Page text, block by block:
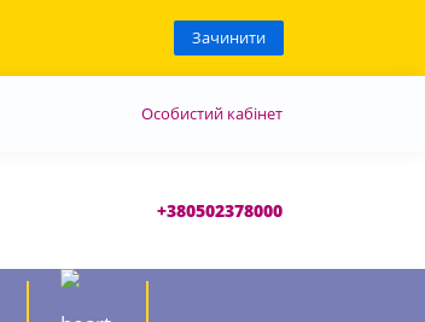
Зачинити
Особистий кабінет
+380502378000